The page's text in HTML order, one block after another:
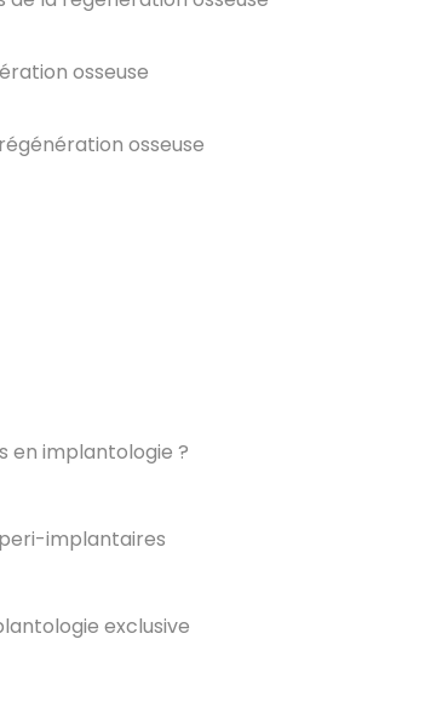
osseuse
osseuse
en implantologie ?
implantaires
exclusive